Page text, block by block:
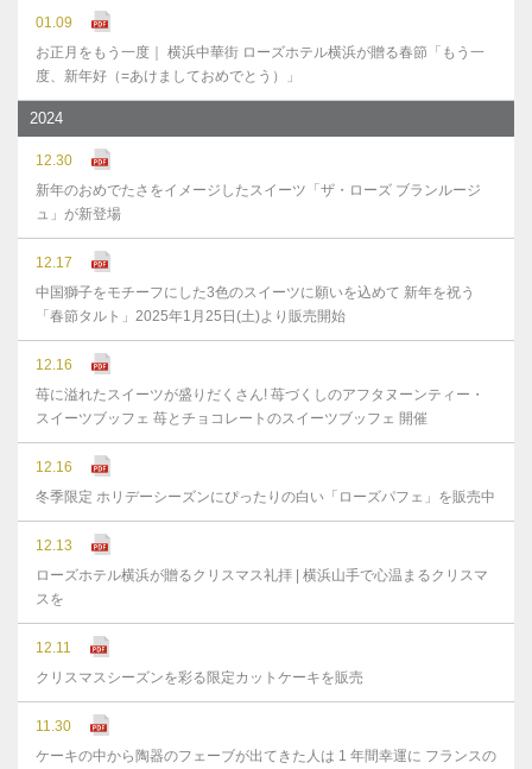
01.09
お正月をもう一度｜ 横浜中華街 ローズホテル横浜が贈る春節「もう一
度、新年好（=あけましておめでとう）」
2024
12.30
新年のおめでたさをイメージしたスイーツ「ザ・ローズ ブランルージ
ュ」が新登場
12.17
中国獅子をモチーフにした3色のスイーツに願いを込めて 新年を祝う
「春節タルト」2025年1月25日(土)より販売開始
12.16
苺に溢れたスイーツが盛りだくさん! 苺づくしのアフタヌーンティー・
スイーツブッフェ 苺とチョコレートのスイーツブッフェ 開催
12.16
冬季限定 ホリデーシーズンにぴったりの白い「ローズパフェ」を販売中
12.13
ローズホテル横浜が贈るクリスマス礼拝 | 横浜山手で心温まるクリスマ
スを
12.11
クリスマスシーズンを彩る限定カットケーキを販売
11.30
ケーキの中から陶器のフェーブが出てきた人は 1 年間幸運に フランスの